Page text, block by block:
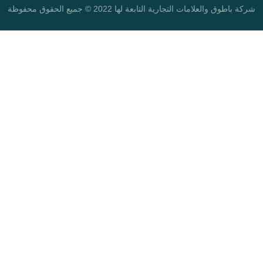
شركة باطوق والعلامات التجارية التابعة لها 2022 © جميع الحقوق محفوظة